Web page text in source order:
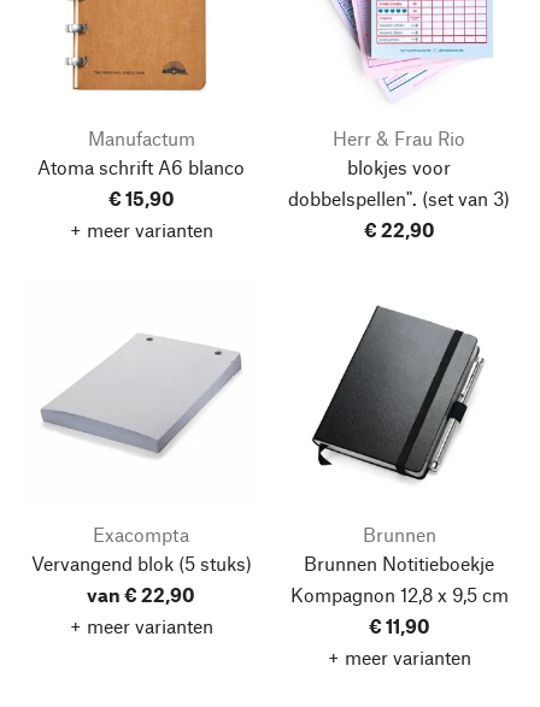
Manufactum
Atoma schrift A6 blanco
€ 15,90
+ meer varianten
Herr & Frau Rio
blokjes voor
dobbelspellen". (set van 3)
€ 22,90
Exacompta
Vervangend blok(5 stuks)
van € 22,90
+ meer varianten
Brunnen
Brunnen Notitieboekje
Kompagnon 12,8 x 9,5 cm
€ 11,90
+ meer varianten